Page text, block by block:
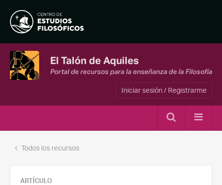
Iniciar sesión / Registrarme
Todos los recursos
ARTÍCULO